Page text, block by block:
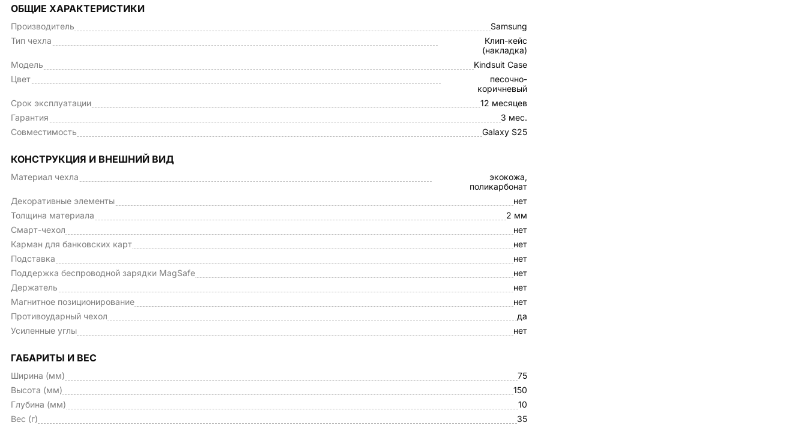
ОБЩИЕ ХАРАКТЕРИСТИКИ
Производитель
Samsung
Тип чехла
Клип-кейс
(накладка)
Модель
Kindsuit Case
Цвет
песочно-
коричневый
Срок эксплуатации
12 месяцев
Гарантия
3 мес.
Совместимость
Galaxy S25
КОНСТРУКЦИЯ И ВНЕШНИЙ ВИД
Материал чехла
экокожа,
поликарбонат
Декоративные элементы
нет
Толщина материала
2 мм
Смарт-чехол
нет
Карман для банковских карт
нет
Подставка
нет
Поддержка беспроводной зарядки MagSafe
нет
Держатель
нет
Магнитное позиционирование
нет
Противоударный чехол
да
Усиленные углы
нет
ГАБАРИТЫ И ВЕС
Ширина (мм)
75
Высота (мм)
150
Глубина (мм)
10
Вес (г)
35